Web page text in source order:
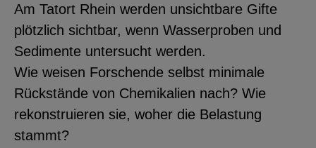
Am Tatort Rhein werden unsichtbare Gifte
plötzlich sichtbar, wenn Wasserproben und
Sedimente untersucht werden.​
Wie weisen Forschende selbst minimale
Rückstände von Chemikalien nach? Wie
rekonstruieren sie, woher die Belastung
stammt?